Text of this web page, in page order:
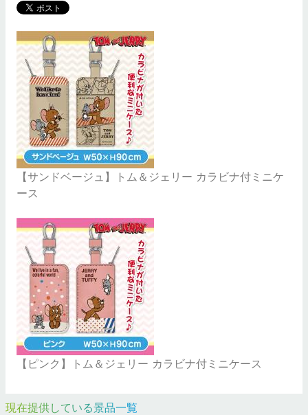
【サンドベージュ】トム＆ジェリー カラビナ付ミニケ
ース
【ピンク】トム＆ジェリー カラビナ付ミニケース
現在提供している景品一覧